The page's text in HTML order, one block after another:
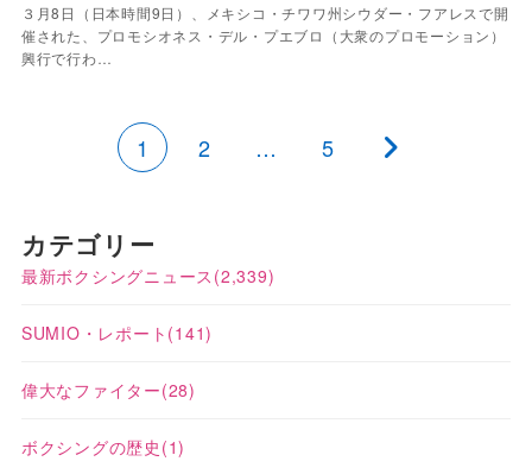
３月8日（日本時間9日）、メキシコ・チワワ州シウダー・フアレスで開
催された、プロモシオネス・デル・プエブロ（大衆のプロモーション）
興行で行わ…
1 2 … 5
カテゴリー
最新ボクシングニュース (2,339)
SUMIO・レポート (141)
偉大なファイター(28)
ボクシングの歴史 (1)